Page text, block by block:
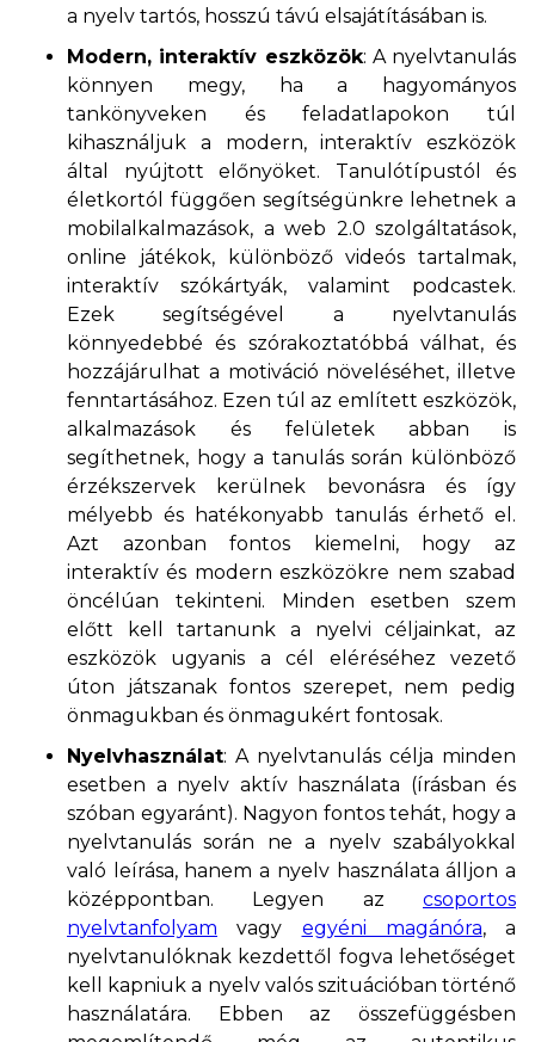
a nyelv tartós, hosszú távú elsajátításában is.
Modern, interaktív eszközök: A nyelvtanulás
könnyen megy, ha a hagyományos
tankönyveken és feladatlapokon túl
kihasználjuk a modern, interaktív eszközök
által nyújtott előnyöket. Tanulótípustól és
életkortól függően segítségünkre lehetnek a
mobilalkalmazások, a web 2.0 szolgáltatások,
online játékok, különböző videós tartalmak,
interaktív szókártyák, valamint podcastek.
Ezek segítségével a nyelvtanulás
könnyedebbé és szórakoztatóbbá válhat, és
hozzájárulhat a motiváció növeléséhet, illetve
fenntartásához. Ezen túl az említett eszközök,
alkalmazások és felületek abban is
segíthetnek, hogy a tanulás során különböző
érzékszervek kerülnek bevonásra és így
mélyebb és hatékonyabb tanulás érhető el.
Azt azonban fontos kiemelni, hogy az
interaktív és modern eszközökre nem szabad
öncélúan tekinteni. Minden esetben szem
előtt kell tartanunk a nyelvi céljainkat, az
eszközök ugyanis a cél eléréséhez vezető
úton játszanak fontos szerepet, nem pedig
önmagukban és önmagukért fontosak.
Nyelvhasználat: A nyelvtanulás célja minden
esetben a nyelv aktív használata (írásban és
szóban egyaránt). Nagyon fontos tehát, hogy a
nyelvtanulás során ne a nyelv szabályokkal
való leírása, hanem a nyelv használata álljon a
középpontban. Legyen az csoportos
nyelvtanfolyam vagy egyéni magánóra, a
nyelvtanulóknak kezdettől fogva lehetőséget
kell kapniuk a nyelv valós szituációban történő
használatára. Ebben az összefüggésben